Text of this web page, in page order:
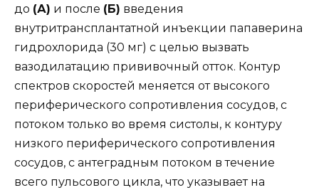
до (А) и после (Б) введения
внутритрансплантатной инъекции папаверина
гидрохлорида (30 мг) с целью вызвать
вазодилатацию прививочный отток. Контур
спектров скоростей меняется от высокого
периферического сопротивления сосудов, с
потоком только во время систолы, к контуру
низкого периферического сопротивления
сосудов, с антеградным потоком в течение
всего пульсового цикла, что указывает на